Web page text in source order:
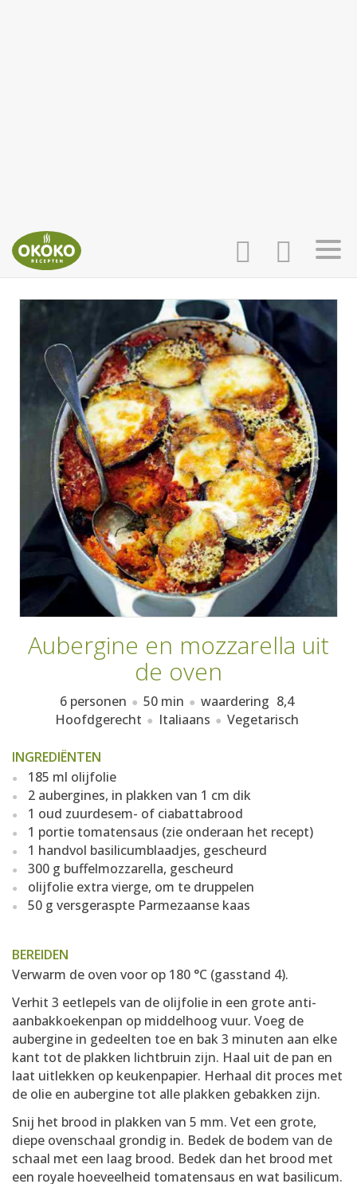
INLOGGEN
AANMELDEN
HOME
RECEPTEN
WEEKMENU'S
KOOKBOEKEN
Aubergine en mozzarella uit
de oven
6 personen 50 min waardering 8,4
Hoofdgerecht
Italiaans Vegetarisch
INGREDIËNTEN
185 ml olijfolie
2 aubergines, in plakken van 1 cm dik
1 oud zuurdesem- of ciabattabrood
1 portie tomatensaus (zie onderaan het recept)
1 handvol basilicumblaadjes, gescheurd
300 g buffelmozzarella, gescheurd
olijfolie extra vierge, om te druppelen
50 g versgeraspte Parmezaanse kaas
BEREIDEN
Verwarm de oven voor op 180 °C (gasstand 4).
Verhit 3 eetlepels van de olijfolie in een grote anti-
aanbakkoekenpan op middelhoog vuur. Voeg de
aubergine in gedeelten toe en bak 3 minuten aan elke
kant tot de plakken lichtbruin zijn. Haal uit de pan en
laat uitlekken op keukenpapier. Herhaal dit proces met
de olie en aubergine tot alle plakken gebakken zijn.
Snij het brood in plakken van 5 mm. Vet een grote,
diepe ovenschaal grondig in. Bedek de bodem van de
schaal met een laag brood. Bedek dan het brood met
een royale hoeveelheid tomatensaus en wat basilicum.